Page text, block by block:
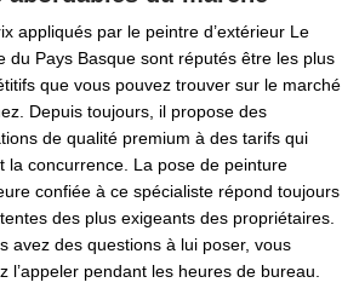
appliqués par le peintre d’extérieur Le
du Pays Basque sont réputés être les plus
que vous pouvez trouver sur le marché
Depuis toujours, il propose des
de qualité premium à des tarifs qui
la concurrence. La pose de peinture
confiée à ce spécialiste répond toujours
des plus exigeants des propriétaires.
avez des questions à lui poser, vous
l’appeler pendant les heures de bureau.